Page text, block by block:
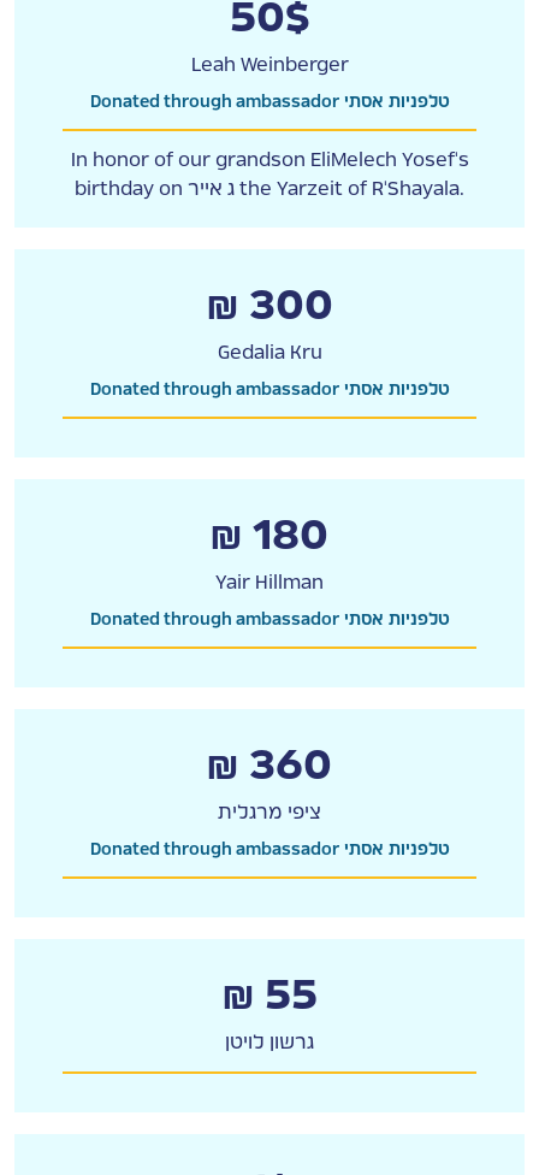
50$
Leah Weinberger
Donated through ambassador טלפניות אסתי
In honor of our grandson EliMelech Yosef's
birthday on ג אייר the Yarzeit of R'Shayala.
₪ 300
Gedalia Kru
Donated through ambassador טלפניות אסתי
₪ 180
Yair Hillman
Donated through ambassador טלפניות אסתי
₪ 360
ציפי מרגלית
Donated through ambassador טלפניות אסתי
₪ 55
גרשון לויטן